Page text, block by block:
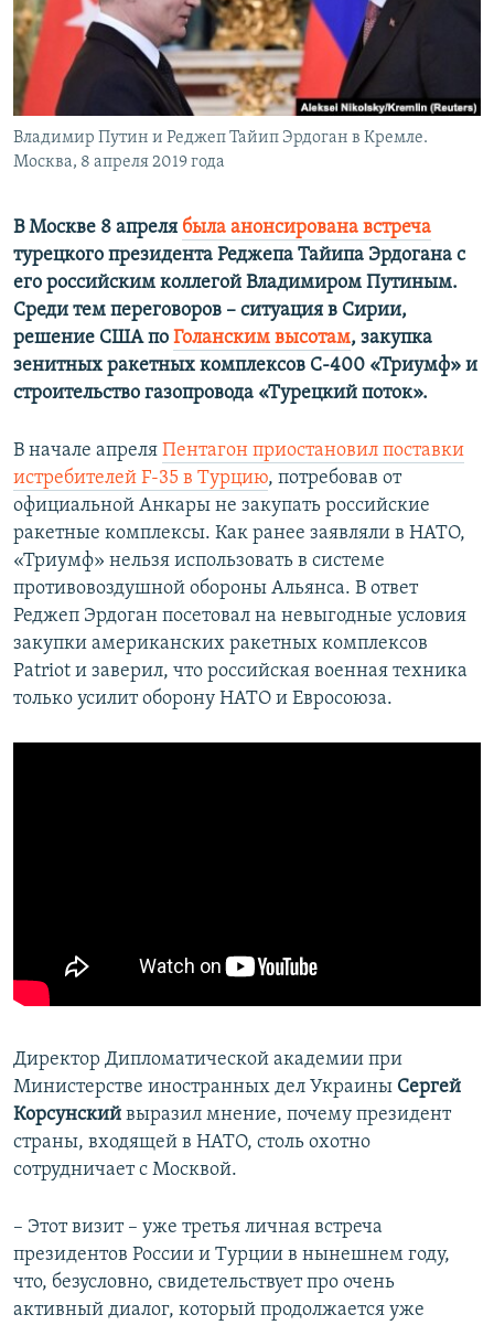
ПОБЕДИТЕЛЕЙ НЕ СУДЯТ?
КРЫМ.НЕПОКОРЕННЫЙ
ELIFBE
УКРАИНСКАЯ ПРОБЛЕМА КРЫМА
ПРИСОЕДИНЯЙТЕСЬ!
Все сайты RFE/RL
Владимир Путин и Реджеп Тайип Эрдоган в Кремле.
Москва, 8 апреля 2019 года
В Москве 8 апреля была анонсирована встреча
турецкого президента Реджепа Тайипа Эрдогана с
его российским коллегой Владимиром Путиным.
Среди тем переговоров – ситуация в Сирии,
решение США по Голанским высотам, закупка
зенитных ракетных комплексов С-400 «Триумф» и
строительство газопровода «Турецкий поток».
В начале апреля Пентагон приостановил поставки
истребителей F-35 в Турцию, потребовав от
официальной Анкары не закупать российские
ракетные комплексы. Как ранее заявляли в НАТО,
«Триумф» нельзя использовать в системе
противовоздушной обороны Альянса. В ответ
Реджеп Эрдоган посетовал на невыгодные условия
закупки американских ракетных комплексов
Patriot и заверил, что российская военная техника
только усилит оборону НАТО и Евросоюза.
​Директор Дипломатической академии при
Министерстве иностранных дел Украины Сергей
Корсунский выразил мнение, почему президент
страны, входящей в НАТО, столь охотно
сотрудничает с Москвой.
– Этот визит – уже третья личная встреча
президентов России и Турции в нынешнем году,
что, безусловно, свидетельствует про очень
активный диалог, который продолжается уже